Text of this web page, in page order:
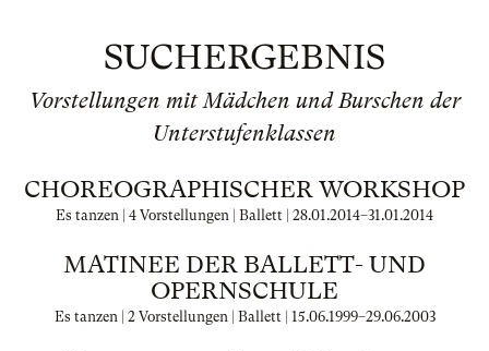
SUCHERGEBNIS
Vorstellungen mit Mädchen und Burschen der
Unterstufenklassen
CHOREOGRAPHISCHER WORKSHOP
Es tanzen | 4 Vorstellungen | Ballett | 28.01.2014–31.01.2014
MATINEE DER BALLETT- UND
OPERNSCHULE
Es tanzen | 2 Vorstellungen | Ballett | 15.06.1999–29.06.2003